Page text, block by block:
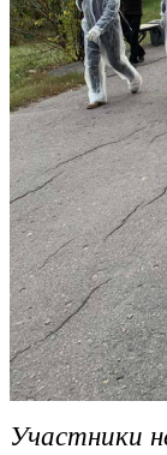
Участники